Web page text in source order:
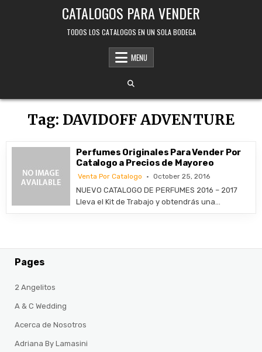
CATALOGOS PARA VENDER
TODOS LOS CATALOGOS EN UN SOLA BODEGA
MENU
Tag: DAVIDOFF ADVENTURE
Perfumes Originales Para Vender Por
Catalogo a Precios de Mayoreo
Venta Por Catalogo October 25, 2016
NUEVO CATALOGO DE PERFUMES 2016 – 2017
Lleva el Kit de Trabajo y obtendrás una…
Pages
2 Angelitos
A & C Wedding
Acerca de Nosotros
Adriana By Lamasini